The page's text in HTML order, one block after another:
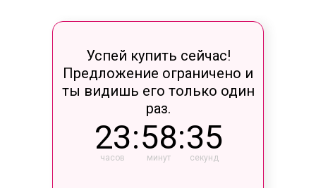
23
часов
:58
минут
:35
секунд
Успей купить сейчас!
Предложение ограничено и
ты видишь его только один
раз.